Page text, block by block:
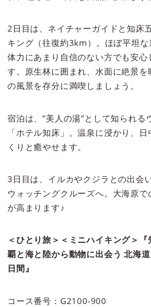
2日目は、ネイチャーガイドと知床
キング（往復約3km）。ほぼ平坦な
体力にあまり自信のない方でも安心
す。原生林に囲まれ、水面に絶景を
の風景を存分に満喫しましょう。
宿泊は、”美人の湯”として知られる
「ホテル知床」。温泉に浸かり、
くりと癒やせます。
3日目は、イルカやクジラとの出会
ウォッチングクルーズへ。大海原
が高まります♪
＜ひとり旅＞＜ミニハイキング＞
覇と海と陸から動物に出会う 北海
日間』
コース番号：G2100-900